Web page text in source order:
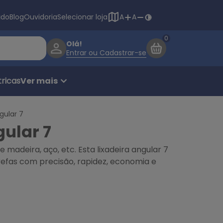
BlogOuvidoriaSelecionar loja A A
Olá!
Entrar ou Cadastrar-se
Ver mais
7
7
madeira, aço, etc. Esta lixadeira angular 7
com precisão, rapidez, economia e